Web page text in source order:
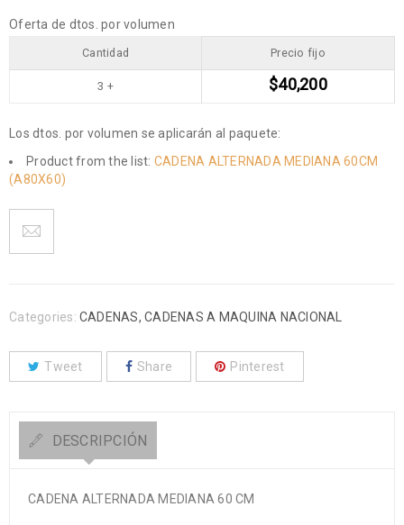
Oferta de dtos. por volumen
Cantidad Precio fijo
3 + $40,200
Los dtos. por volumen se aplicarán al paquete:
Product from the list: CADENA ALTERNADA MEDIANA 60CM
(A80X60)
Categories: CADENAS, CADENAS A MAQUINA NACIONAL
Tweet Share Pinterest
DESCRIPCIÓN
CADENA ALTERNADA MEDIANA 60 CM